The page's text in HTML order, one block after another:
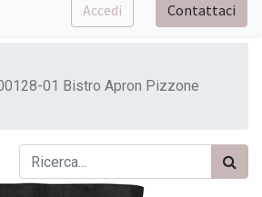
Accedi Contattaci
01 Bistro Apron Pizzone